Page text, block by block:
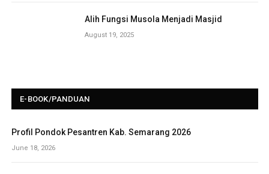
Alih Fungsi Musola Menjadi Masjid
August 19, 2025
E-BOOK/PANDUAN
Profil Pondok Pesantren Kab. Semarang 2026
June 18, 2026